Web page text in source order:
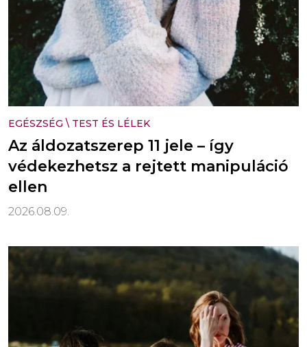
EGÉSZSÉG \ TEST ÉS LÉLEK
Az áldozatszerep 11 jele – így
védekezhetsz a rejtett manipuláció
ellen
2026.08.09.